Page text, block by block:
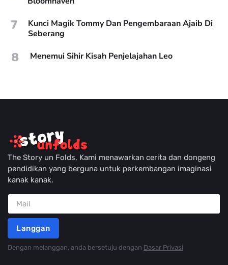
7
Kunci Magik Tommy Dan Pengembaraan Ajaib Di
Seberang
8 Menemui Sihir Kisah Penjelajahan Leo
The Story un Folds, Kami menawarkan cerita dan dongeng
pendidikan yang berguna untuk perkembangan imaginasi
kanak kanak.
Langgan
Dengan melanggan, anda bersetuju dengan Dasar Privasi